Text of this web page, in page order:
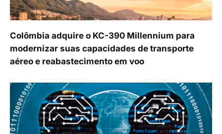
Colômbia adquire o KC-390 Millennium para
modernizar suas capacidades de transporte
aéreo e reabastecimento em voo